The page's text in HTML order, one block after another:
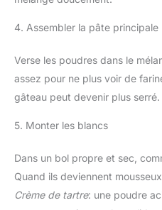
4. Assembler la pâte principale
Verse les poudres dans le
assez pour ne plus voir de
gâteau peut devenir plus serré.
5. Monter les blancs
Dans un bol propre et sec,
Quand ils deviennent
Crème de tartre: une poudre